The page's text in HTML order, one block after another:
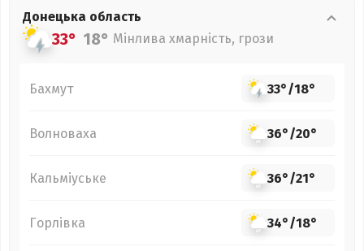
Донецька область
33° 18° Мінлива хмарність, грози
Бахмут 33°/18°
Волноваха 36°/20°
Кальміуське 36°/21°
Горлівка 34°/18°